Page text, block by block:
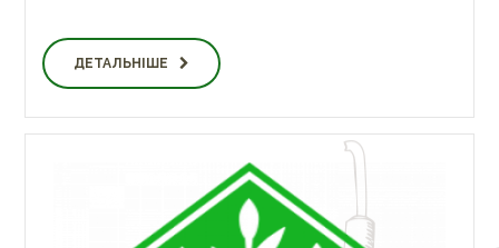
ДЕТАЛЬНІШЕ